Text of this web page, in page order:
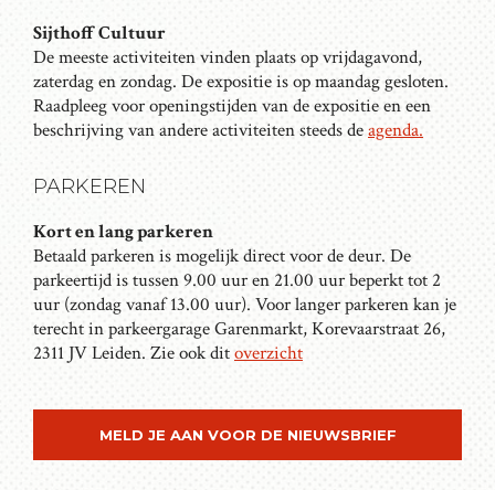
Sijthoff Cultuur
De meeste activiteiten vinden plaats op vrijdagavond,
zaterdag en zondag. De expositie is op maandag gesloten.
Raadpleeg voor openingstijden van de expositie en een
beschrijving van andere activiteiten steeds deagenda.
PARKEREN
Kort en lang parkeren
Betaald parkeren is mogelijk direct voor de deur. De
parkeertijd is tussen 9.00 uur en 21.00 uur beperkt tot 2
uur (zondag vanaf 13.00 uur). Voor langer parkeren kan je
terecht in parkeergarage Garenmarkt, Korevaarstraat 26,
2311 JV Leiden. Zie ook ditoverzicht
MELD JE AAN VOOR DE NIEUWSBRIEF